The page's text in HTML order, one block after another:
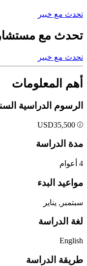
تحدث مع خبير
تحدث مع
تحدث مع خبير
أهم المعلومات
الرسوم الدراسية
USD35,500
مدة الدراسة
4 أعوام
مواعيد البدء
سبتمبر, يناير
لغة الدراسة
English
طريقة الدراسة